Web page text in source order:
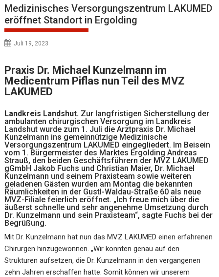
Medizinisches Versorgungszentrum LAKUMED
eröffnet Standort in Ergolding
Juli 19, 2023
Praxis Dr. Michael Kunzelmann im
Medicentrum Piflas nun Teil des MVZ
LAKUMED
Landkreis Landshut. Zur langfristigen Sicherstellung der
ambulanten chirurgischen Versorgung im Landkreis
Landshut wurde zum 1. Juli die Arztpraxis Dr. Michael
Kunzelmann ins gemeinnützige Medizinische
Versorgungszentrum LAKUMED eingegliedert. Im Beisein
vom 1. Bürgermeister des Marktes Ergolding Andreas
Strauß, den beiden Geschäftsführern der MVZ LAKUMED
gGmbH Jakob Fuchs und Christian Maier, Dr. Michael
Kunzelmann und seinem Praxisteam sowie weiteren
geladenen Gästen wurden am Montag die bekannten
Räumlichkeiten in der Gustl-Waldau-Straße 60 als neue
MVZ-Filiale feierlich eröffnet. „Ich freue mich über die
äußerst schnelle und sehr angenehme Umsetzung durch
Dr. Kunzelmann und sein Praxisteam“, sagte Fuchs bei der
Begrüßung.
Mit Dr. Kunzelmann hat nun das MVZ LAKUMED einen erfahrenen
Chirurgen hinzugewonnen. „Wir konnten genau auf den
Strukturen aufsetzen, die Dr. Kunzelmann in den vergangenen
zehn Jahren erschaffen hatte. Somit können wir unserem